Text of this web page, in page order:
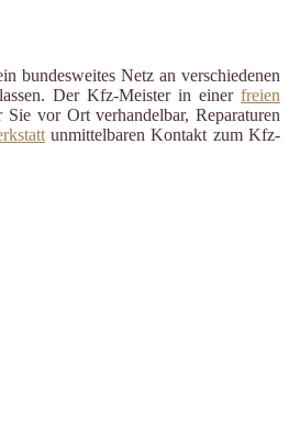
bundesweites Netz an verschiedenen
Der Kfz-Meister in einer freien
vor Ort verhandelbar, Reparaturen
unmittelbaren Kontakt zum Kfz-